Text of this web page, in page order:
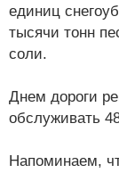
единиц
тысячи тонн
соли.
Днем дороги
обслуживать
Напоминаем,